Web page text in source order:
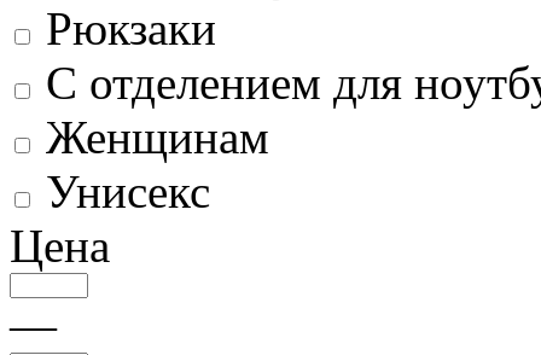
Рюкзаки
С отделением для
Женщинам
Унисекс
Цена
—